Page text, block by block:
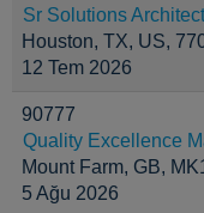
Sr Solutions
Houston, TX, US,
12 Tem 2026
90777
Quality Excellence
Mount Farm, GB,
5 Ağu 2026